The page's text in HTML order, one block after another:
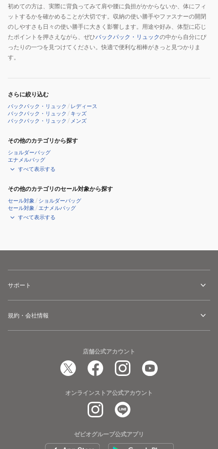
初めての方は、実際に背負ってみて肩や腰に負担がかからないか、体にフィ
ットするかを確かめることが大切です。収納の使い勝手やファスナーの開閉
のしやすさも日々の使い勝手に大きく影響します。用途や好み、体型に応じ
たポイントを押さえながら、ぜひバックパック・リュックの中から自分にぴ
ったりの一つを見つけてください。快適で便利な相棒がきっと見つかりま
す。
さらに絞り込む
バックパック・リュック / レディース
バックパック・リュック / キッズ
バックパック・リュック / メンズ
その他のカテゴリから探す
ショルダーバッグ
エナメルバッグ
すべて表示する
その他のカテゴリのセール対象から探す
セール対象 / ショルダーバッグ
セール対象 /エナメルバッグ
すべて表示する
サポート
規約・会社情報
店舗公式アカウント
オンラインストア公式アカウント
ゼビオグループ公式アプリ